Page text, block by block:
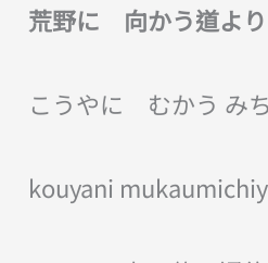
荒野に 向かう道より
こうやに むかう み
kouyani